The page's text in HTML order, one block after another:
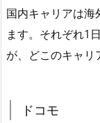
国内キャリアは海
ます。それぞれ1
が、どこのキャリ
ドコモ